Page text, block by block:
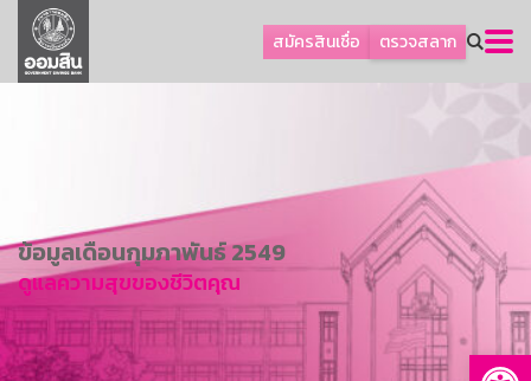
สมัครสินเชื่อ ตรวจสลาก
ลูกค้าธุรกิจ
ลูกค้าผู้ประกอบรายย่อย
การพัฒนาที่ยั่งยืน
ข่าวสาร
บริการทางการเงิน
อื่นๆ
ข้อมูลเดือนกุมภาพันธ์ 2549
ดูแลความสุขของชีวิตคุณ